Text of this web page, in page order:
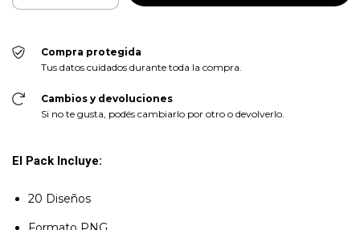
Compra protegida
Tus datos cuidados durante toda la compra.
Cambios y devoluciones
Si no te gusta, podés cambiarlo por otro o devolverlo.
El Pack Incluye:
20 Diseños